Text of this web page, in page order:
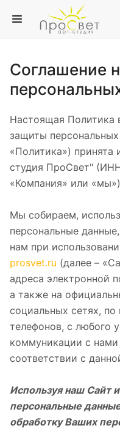
Соглашение
Настоящая Политика
защиты
«Политика»)
студия ПроСвет"
«Компания» или «мы»)
Мы собираем,
персональные
нам при
prosvet.ru (далее –
адреса электронной
а также на
социальных сетях,
телефонов, с любого
коммуникации с
соответствии с
Используя наш Сайт
персональные
обработку Ваших